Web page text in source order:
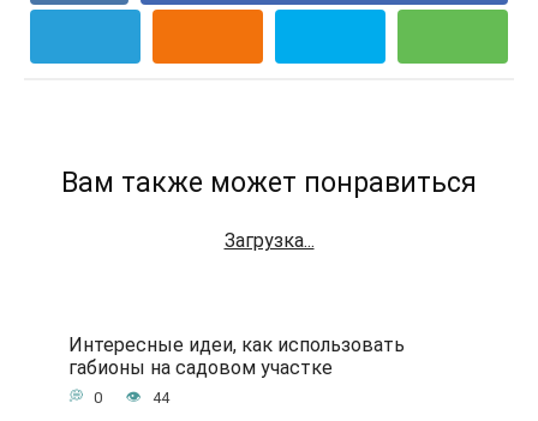
Вам также может понравиться
Загрузка...
Интересные идеи, как использовать
габионы на садовом участке
0 44